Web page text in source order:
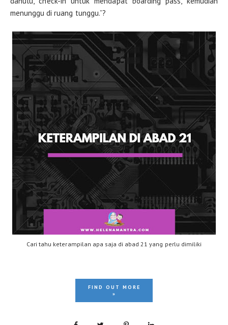
menunggu di ruang tunggu.”?
Cari tahu keterampilan apa saja di abad 21 yang perlu dimiliki
FIND OUT MORE
»